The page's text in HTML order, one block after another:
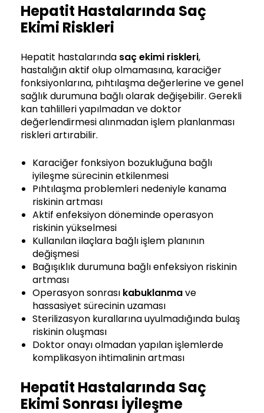
Hepatit Hastalarında Saç
Ekimi Riskleri
Hepatit hastalarında saç ekimi riskleri,
hastalığın aktif olup olmamasına, karaciğer
fonksiyonlarına, pıhtılaşma değerlerine ve genel
sağlık durumuna bağlı olarak değişebilir. Gerekli
kan tahlilleri yapılmadan ve doktor
değerlendirmesi alınmadan işlem planlanması
riskleri artırabilir.
Karaciğer fonksiyon bozukluğuna bağlı
iyileşme sürecinin etkilenmesi
Pıhtılaşma problemleri nedeniyle kanama
riskinin artması
Aktif enfeksiyon döneminde operasyon
riskinin yükselmesi
Kullanılan ilaçlara bağlı işlem planının
değişmesi
Bağışıklık durumuna bağlı enfeksiyon riskinin
artması
Operasyon sonrası kabuklanmave
hassasiyet sürecinin uzaması
Sterilizasyon kurallarına uyulmadığında bulaş
riskinin oluşması
Doktor onayı olmadan yapılan işlemlerde
komplikasyon ihtimalinin artması
Hepatit Hastalarında Saç
Ekimi Sonrası İyileşme